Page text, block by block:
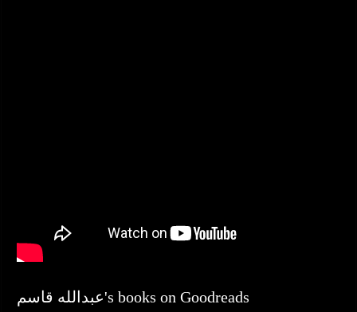
عبدالله قاسم's books on Goodreads